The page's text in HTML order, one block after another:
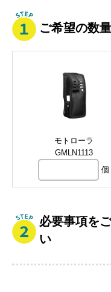
ご希望の数
モトローラ
GMLN1113
個
必要事項を
い